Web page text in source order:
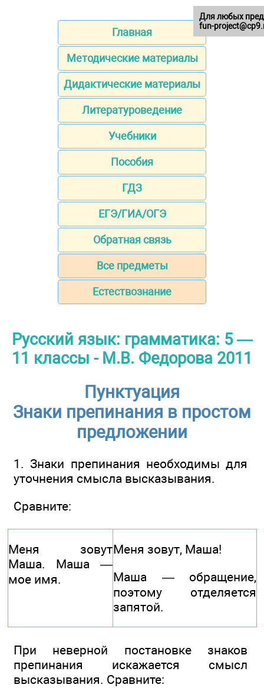
Главная
Методические материалы
Дидактические материалы
Литературоведение
Учебники
Пособия
ГДЗ
ЕГЭ/ГИА/ОГЭ
Обратная связь
Все предметы
Естествознание
Русский язык: грамматика: 5 —
11 классы - М.В. Федорова 2011
Пунктуация
Знаки препинания в простом
предложении
1. Знаки препинания необходимы для
уточнения смысла высказывания.
Сравните:
Меня зовут
Маша. Маша —
мое имя.
Меня зовут, Маша!
Маша — обращение,
поэтому отделяется
запятой.
При неверной постановке знаков
препинания искажается смысл
высказывания. Сравните:
Для любых
fun-